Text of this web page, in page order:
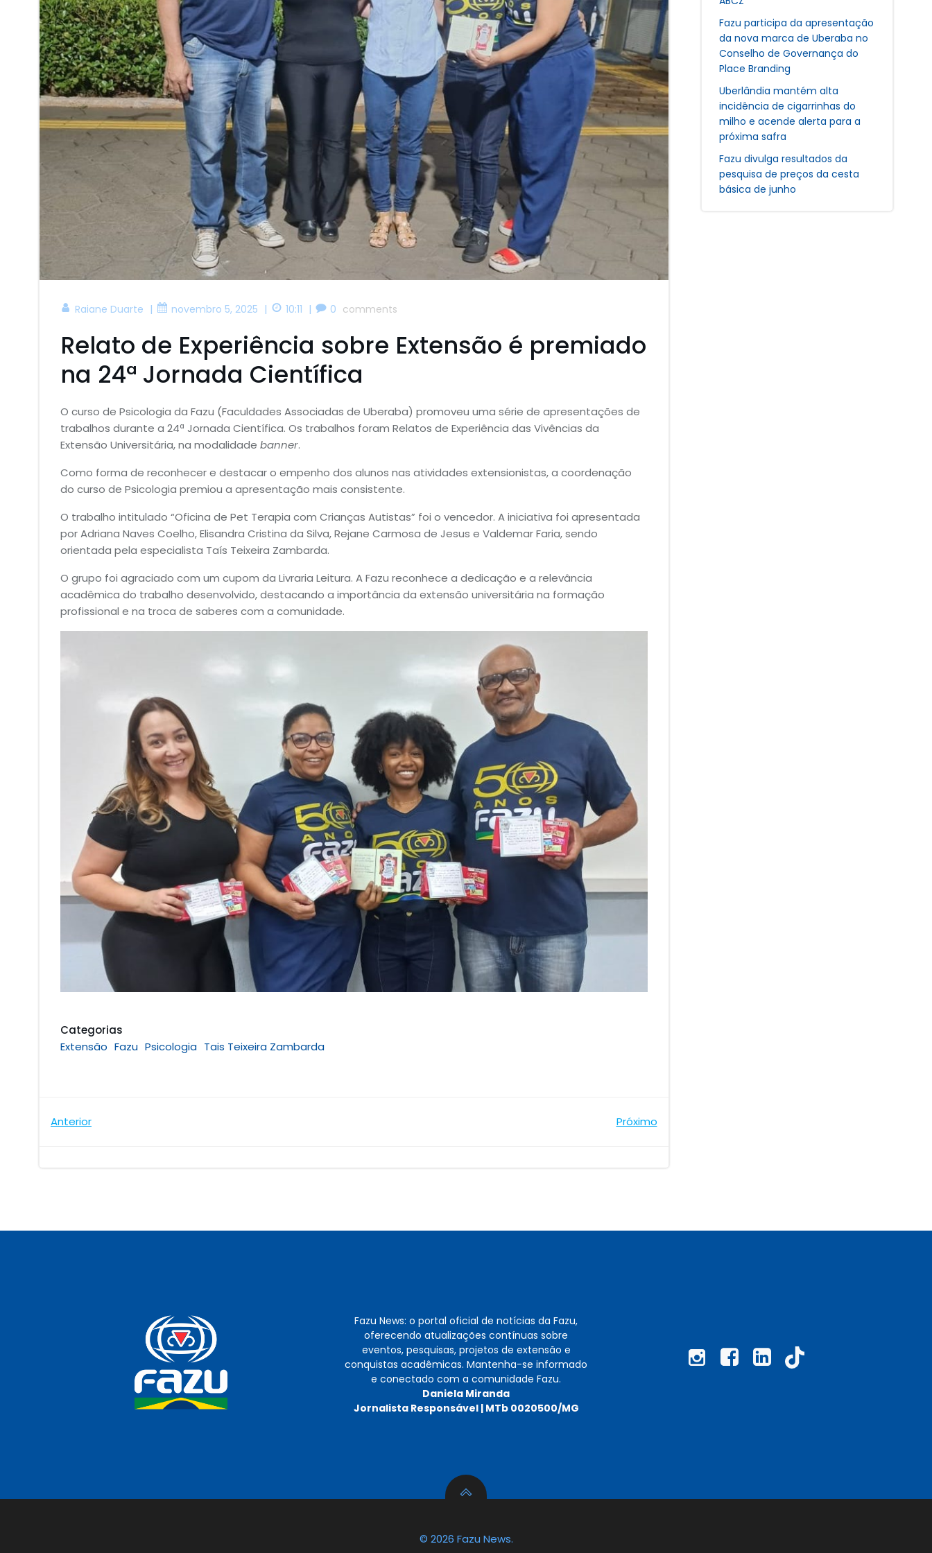
Raiane Duarte | novembro 5, 2025 | 10:11 | 0 comments
Relato de Experiência sobre Extensão é premiado
na 24ª Jornada Científica
O curso de Psicologia da Fazu (Faculdades Associadas de Uberaba) promoveu uma série de apresentações de
trabalhos durante a 24ª Jornada Científica. Os trabalhos foram Relatos de Experiência das Vivências da
Extensão Universitária, na modalidade banner.
Como forma de reconhecer e destacar o empenho dos alunos nas atividades extensionistas, a coordenação
do curso de Psicologia premiou a apresentação mais consistente.
O trabalho intitulado “Oficina de Pet Terapia com Crianças Autistas” foi o vencedor. A iniciativa foi apresentada
por Adriana Naves Coelho, Elisandra Cristina da Silva, Rejane Carmosa de Jesus e Valdemar Faria, sendo
orientada pela especialista Taís Teixeira Zambarda.
O grupo foi agraciado com um cupom da Livraria Leitura. A Fazu reconhece a dedicação e a relevância
acadêmica do trabalho desenvolvido, destacando a importância da extensão universitária na formação
profissional e na troca de saberes com a comunidade.
Categorias
Extensão Fazu Psicologia Tais Teixeira Zambarda
Navegação
Anterior Próximo
Fazu participa da apresentação
da nova marca de Uberaba no
Conselho de Governança do
Place Branding
Uberlândia mantém alta
incidência de cigarrinhas do
milho e acende alerta para a
próxima safra
Fazu divulga resultados da
pesquisa de preços da cesta
básica de junho
Fazu News: o portal oficial de notícias da Fazu,
oferecendo atualizações contínuas sobre
eventos, pesquisas, projetos de extensão e
conquistas acadêmicas. Mantenha-se informado
e conectado com a comunidade Fazu.
Daniela Miranda
Jornalista Responsável | MTb 0020500/MG
© 2026 Fazu News.